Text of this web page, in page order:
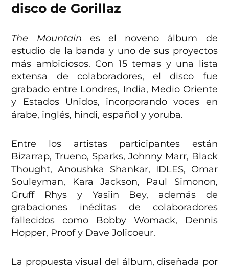
disco de Gorillaz
The Mountain es el noveno álbum de
estudio de la banda y uno de sus proyectos
más ambiciosos. Con 15 temas y una lista
extensa de colaboradores, el disco fue
grabado entre Londres, India, Medio Oriente
y Estados Unidos, incorporando voces en
árabe, inglés, hindi, español y yoruba.
Entre los artistas participantes están
Bizarrap, Trueno, Sparks, Johnny Marr, Black
Thought, Anoushka Shankar, IDLES, Omar
Souleyman, Kara Jackson, Paul Simonon,
Gruff Rhys y Yasiin Bey, además de
grabaciones inéditas de colaboradores
fallecidos como Bobby Womack, Dennis
Hopper, Proof y Dave Jolicoeur.
La propuesta visual del álbum, diseñada por